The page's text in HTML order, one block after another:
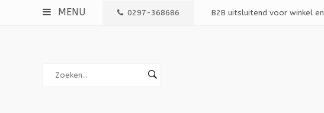
MENU 0297-368686 B2B uitsluitend voor winkel